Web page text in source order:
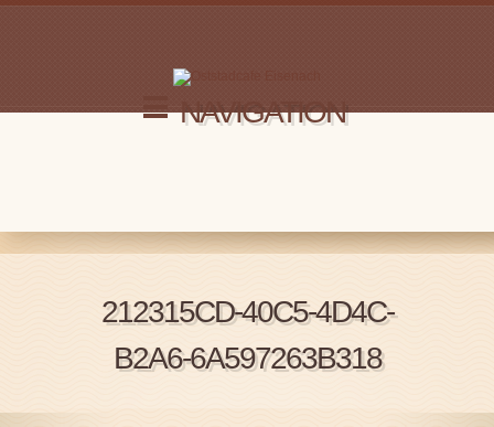
NAVIGATION
212315CD-40C5-4D4C-
B2A6-6A597263B318